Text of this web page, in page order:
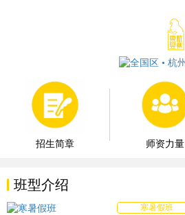
招生简章 师资力量
班型介绍
寒暑假班